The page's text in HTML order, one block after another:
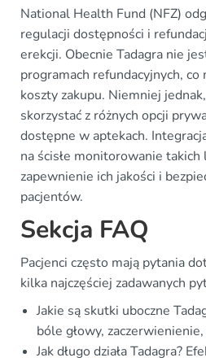
National Health Fund (NFZ)
regulacji dostępności i
erekcji. Obecnie Tadagra nie
programach refundacyjnych, co
koszty zakupu. Niemniej
skorzystać z różnych opcji
dostępne w aptekach.
na ścisłe monitorowanie takich
zapewnienie ich jakości i
pacjentów.
Sekcja FAQ
Pacjenci często mają pytania
kilka najczęściej zadawanych
Jakie są skutki uboczne
bóle głowy,
Jak długo działa Tadagra?